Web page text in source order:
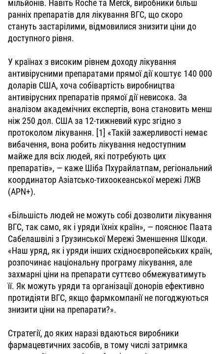
мільйонів. Навіть Roche та Merck, виробники більш
ранніх препаратів для лікування ВГС, що скоро
стануть застарілими, відмовилися знизити ціни до
доступного рівня.
У країнах з високим рівнем доходу лікування
антивірусними препаратами прямої дії коштує 140 000
доларів США, хоча собівартість виробництва
антивірусних препаратів прямої дії невисока. За
аналізом академічних експертів, вона становить менш
ніж 250 дол. США за 12-тижневий курс згідно з
протоколом лікування. [1] «Такій зажерливості немає
вибачення, вона робить лікування недоступним
майже для всіх людей, які потребують цих
препаратів», — каже Шіба Пхурайлатпам, регіональний
координатор Азіатсько-тихоокеанської мережі ЛЖВ
(APN+).
«Більшість людей не можуть собі дозволити лікування
ВГС, так само, як і уряди їхніх країн», — пояснює Паата
Сабелашвілі з Грузинської Мережі Зменшення Шкоди.
«Наш уряд, як і уряди інших східноєвропейських країн,
розпочинає національну програму лікування, але
захмарні ціни на препарати суттєво обмежуватимуть
її. Як можуть уряди та організації донорів ефективно
протидіяти ВГС, якщо фармкомпанії не погоджуються
знизити ціни на препарати?».
Стратегії, до яких наразі вдаються виробники
фармацевтичних засобів, в тому числі затримка